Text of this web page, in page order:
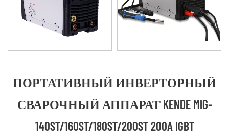
ПОРТАТИВНЫЙ ИНВЕРТОРНЫЙ
СВАРОЧНЫЙ АППАРАТ KENDE MIG-
140ST/160ST/180ST/200ST 200A IGBT